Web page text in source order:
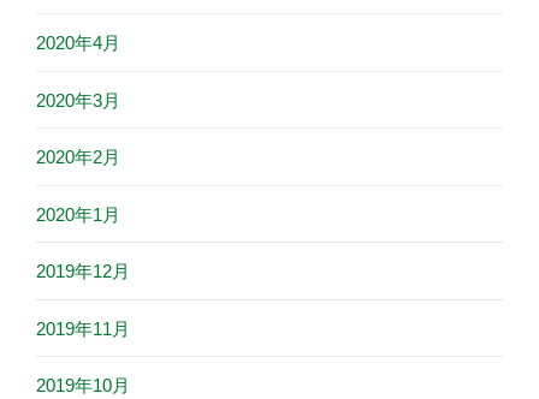
2020年4月
2020年3月
2020年2月
2020年1月
2019年12月
2019年11月
2019年10月